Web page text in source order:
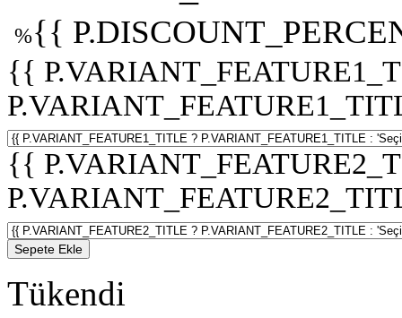
%{{
{{
{{
Sepete Ekle
Tükendi